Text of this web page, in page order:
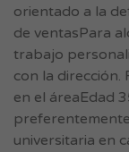
orientado a la
de ventasPara
trabajo
con la dirección.
en el áreaEdad
universitaria en